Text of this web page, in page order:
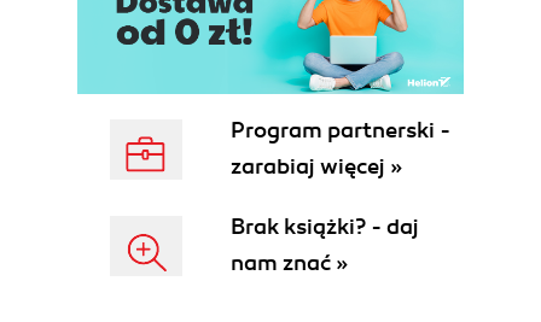
Krok czwarty - priorytetyzacja 119
Krok piąty - zadanie 120
Krok szósty - planowanie 121
funkcjonalności 123
Ustalając granice refaktoryzacji 127
Refaktoryzacja nie marnuje czasu, ona go
oszczędza 128
Program partnerski -
zarabiaj więcej »
Brak książki? - daj
nam znać »